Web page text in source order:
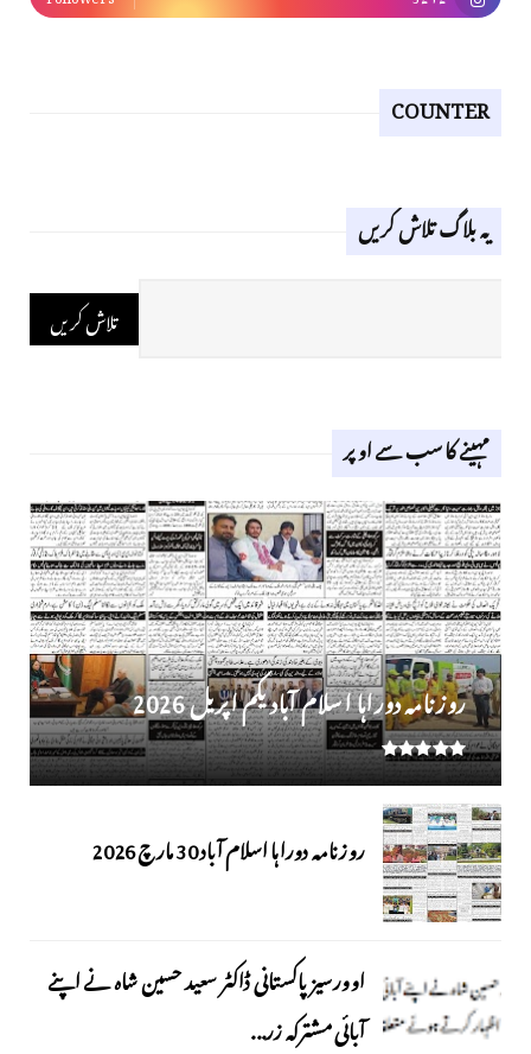
COUNTER
یہ بلاگ تلاش کریں
مہینے کا سب سے اوپر
روز نامہ دوراہا اسلام آباد یکم اپریل 2026
روزنامہ دوراہا اسلام آباد 30 مارچ 2026
اوورسیز پاکستانی ڈاکٹر سعید حسین شاہ نے اپنے
آبائی مشترکہ زر...